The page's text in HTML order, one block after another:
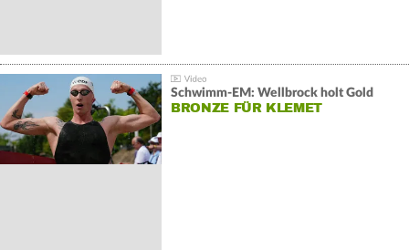
Schwimm-EM: Wellbrock holt Gold
BRONZE FÜR KLEMET